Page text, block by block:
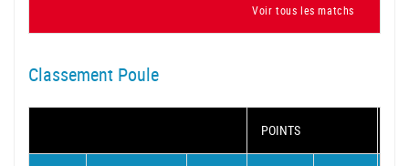
Voir tous les matchs
Classement Poule
POINTS